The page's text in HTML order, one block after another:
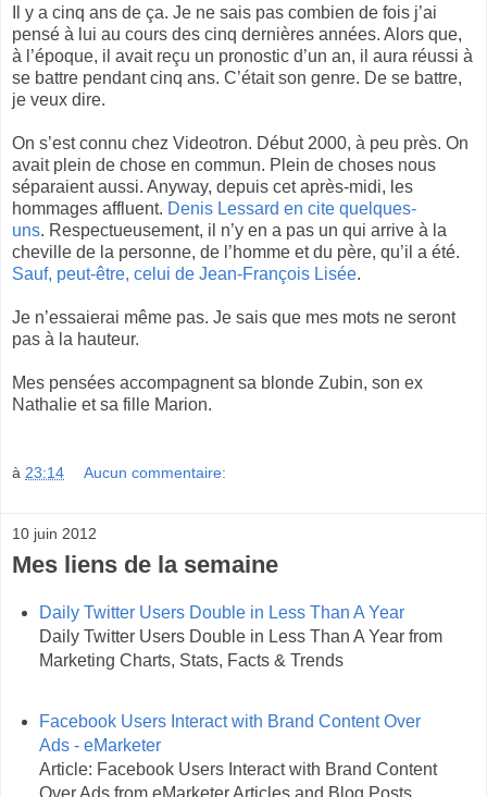
Il y a cinq ans de ça. Je ne sais pas combien de fois j’ai
pensé à lui au cours des cinq dernières années. Alors que,
à l’époque, il avait reçu un pronostic d’un an, il aura réussi à
se battre pendant cinq ans. C’était son genre. De se battre,
je veux dire.
On s’est connu chez Videotron. Début 2000, à peu près. On
avait plein de chose en commun. Plein de choses nous
séparaient aussi. Anyway, depuis cet après-midi, les
hommages affluent. Denis Lessard en cite quelques-
uns. Respectueusement, il n’y en a pas un qui arrive à la
cheville de la personne, de l’homme et du père, qu’il a été.
Sauf, peut-être, celui de Jean-François Lisée.
Je n’essaierai même pas. Je sais que mes mots ne seront
pas à la hauteur.
Mes pensées accompagnent sa blonde Zubin, son ex
Nathalie et sa fille Marion.
à 23:14 Aucun commentaire:
10 juin 2012
Mes liens de la semaine
Daily Twitter Users Double in Less Than A Year
Daily Twitter Users Double in Less Than A Year from
Marketing Charts, Stats, Facts & Trends
Facebook Users Interact with Brand Content Over
Ads - eMarketer
Article: Facebook Users Interact with Brand Content
Over Ads from eMarketer Articles and Blog Posts